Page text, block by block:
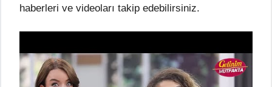
haberleri ve videoları takip edebilirsiniz.